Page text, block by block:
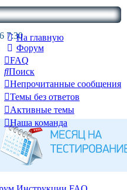
На главную
Форум
FAQ
Поиск
Непрочитанные сообщения
Темы без ответов
Активные темы
Наша команда
7:30